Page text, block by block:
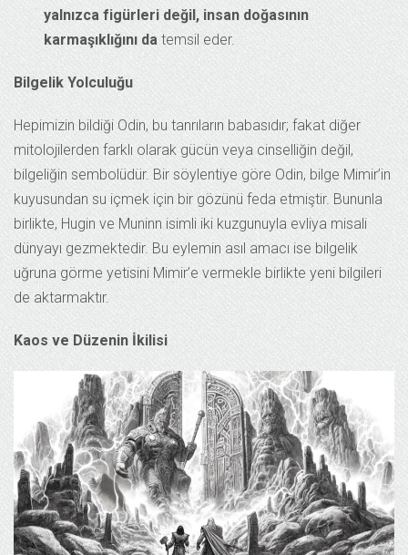
yalnızca figürleri değil, insan doğasının
karmaşıklığını da temsil eder.
Bilgelik Yolculuğu
Hepimizin bildiği Odin, bu tanrıların babasıdır; fakat diğer
mitolojilerden farklı olarak gücün veya cinselliğin değil,
bilgeliğin sembolüdür. Bir söylentiye göre Odin, bilge Mimir’in
kuyusundan su içmek için bir gözünü feda etmiştir. Bununla
birlikte, Hugin ve Muninn isimli iki kuzgunuyla evliya misali
dünyayı gezmektedir. Bu eylemin asıl amacı ise bilgelik
uğruna görme yetisini Mimir’e vermekle birlikte yeni bilgileri
de aktarmaktır.
Kaos ve Düzenin İkilisi